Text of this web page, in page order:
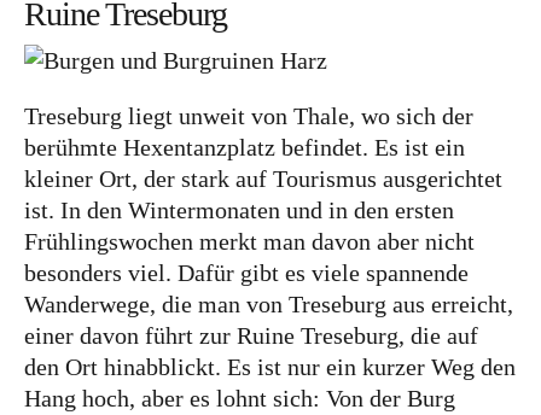
und leidenschaftliche Bloggerin, und schreibe auf
diesem meinem Blog über das Wandern, das
interessierst, dann bist du hier genau richtig.
Herzlich willkommen!
Impressum Datenschutz
Ruine Treseburg
Treseburg liegt unweit von Thale, wo sich der
berühmte Hexentanzplatz befindet. Es ist ein
kleiner Ort, der stark auf Tourismus ausgerichtet
ist. In den Wintermonaten und in den ersten
Frühlingswochen merkt man davon aber nicht
besonders viel. Dafür gibt es viele spannende
Wanderwege, die man von Treseburg aus erreicht,
einer davon führt zur Ruine Treseburg, die auf
den Ort hinabblickt. Es ist nur ein kurzer Weg den
Hang hoch, aber es lohnt sich: Von der Burg